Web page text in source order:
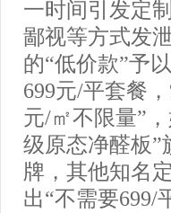
一时间引发定
鄙视等方式发
的“低价款”予
699元/平套餐
元/㎡不限量”
级原态净醛板”
牌，其他知名
出“不需要699/